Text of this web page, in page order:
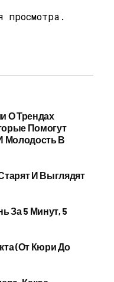
просмотра.
О Трендах
Помогут
Молодость В
И Выглядят
За 5 Минут, 5
(от Кюри До